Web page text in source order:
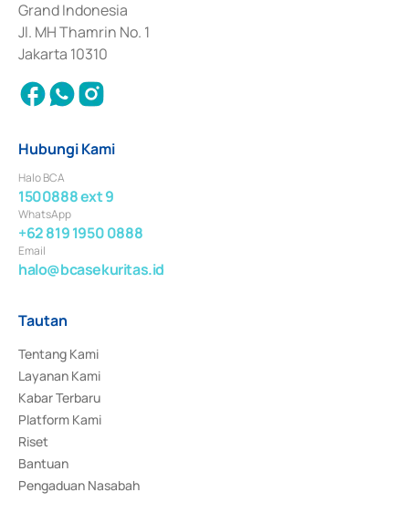
Grand Indonesia
Jl. MH Thamrin No. 1
Jakarta 10310
Hubungi Kami
Halo BCA
1500888 ext 9
WhatsApp
+62 819 1950 0888
Email
halo@bcasekuritas.id
Tautan
Tentang Kami
Layanan Kami
Kabar Terbaru
Platform Kami
Riset
Bantuan
Pengaduan Nasabah